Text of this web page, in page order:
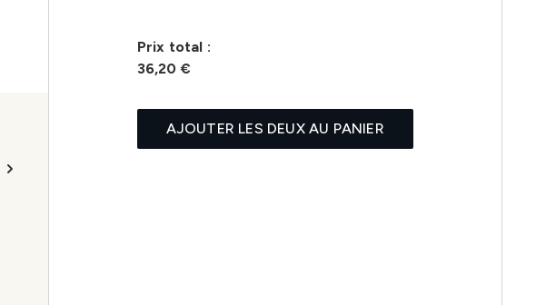
Prix ​​total :
36,20 €
AJOUTER LES DEUX AU PANIER